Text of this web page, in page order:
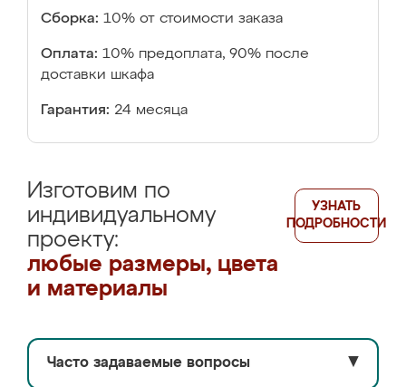
Сборка: 10% от стоимости заказа
Оплата: 10% предоплата, 90% после
доставки шкафа
Гарантия: 24 месяца
Изготовим по
индивидуальному
проекту:
любые размеры, цвета
и материалы
УЗНАТЬ
ПОДРОБНОСТИ
Часто задаваемые вопросы ▼